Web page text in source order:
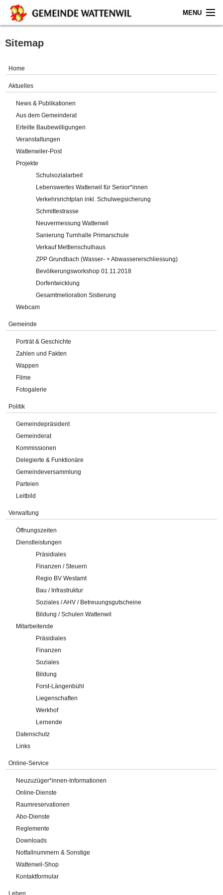
MENU
Home
Gemeinde
Verwaltung
Online-Service
Impressum
Sitemap
Home
Aktuelles
News & Publikationen
Aus dem Gemeinderat
Erteilte Baubewilligungen
Veranstaltungen
Wattenwiler-Post
Projekte
Schulsozialarbeit
Lebenswertes Wattenwil für Senior*innen
Verkehrsrichtplan inkl. Schulwegsicherung
Schmittestrasse
Neuvermessung Wattenwil
Sanierung Turnhalle Primarschule
Verkauf Mettlenschulhaus
ZPP Grundbach (Wasser- + Abwassererschliessung)
Bevölkerungsworkshop 01.11.2018
Dorfentwicklung
Gesamtmelioration Sistierung
Webcam
Gemeinde
Porträt & Geschichte
Zahlen und Fakten
Wappen
Filme
Fotogalerie
Politik
Gemeindepräsident
Gemeinderat
Kommissionen
Delegierte & Funktionäre
Gemeindeversammlung
Parteien
Leitbild
Verwaltung
Öffnungszeiten
Dienstleistungen
Präsidiales
Finanzen / Steuern
Regio BV Westamt
Bau / Infrastruktur
Soziales / AHV / Betreuungsgutscheine
Bildung / Schulen Wattenwil
Mitarbeitende
Präsidiales
Finanzen
Soziales
Bildung
Forst-Längenbühl
Liegenschaften
Werkhof
Lernende
Datenschutz
Links
Online-Service
Neuzuzüger*innen-Informationen
Online-Dienste
Raumreservationen
Abo-Dienste
Reglemente
Downloads
Notfallnummern & Sonstige
Wattenwil-Shop
Kontaktformular
Leben